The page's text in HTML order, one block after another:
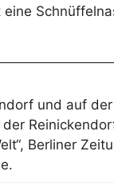
und auf
Berliner